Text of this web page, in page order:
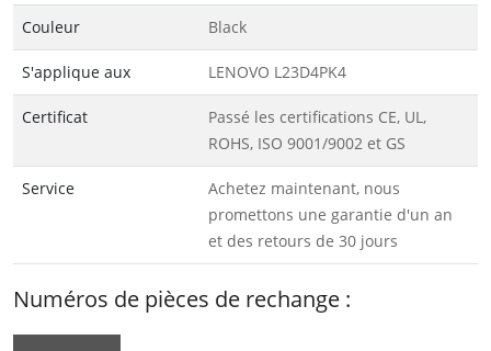
Couleur Black
S'applique aux LENOVO L23D4PK4
Certificat
Passé les certifications CE, UL,
ROHS, ISO 9001/9002 et GS
Service
Achetez maintenant, nous
promettons une garantie d'un an
et des retours de 30 jours
Numéros de pièces de rechange :